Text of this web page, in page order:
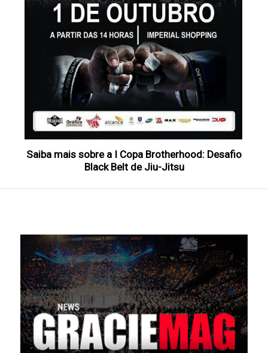
Saiba mais sobre a I Copa Brotherhood: Desafio
Black Belt de Jiu-Jitsu